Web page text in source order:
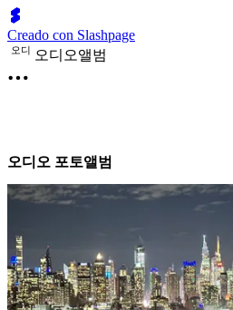
Creado con Slashpage
오디 오디오앨범
오디오 포토앨범